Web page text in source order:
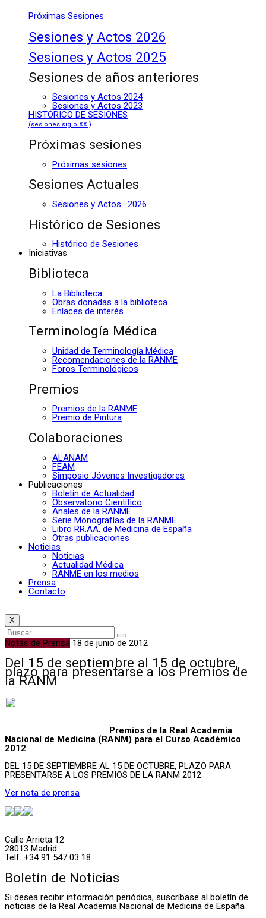
Próximas Sesiones
Sesiones y Actos 2026
Sesiones y Actos 2025
Sesiones de años anteriores
Sesiones y Actos 2024
Sesiones y Actos 2023
HISTÓRICO DE SESIONES
(sesiones siglo XXI)
Próximas sesiones
Próximas sesiones
Sesiones Actuales
Sesiones y Actos · 2026
Histórico de Sesiones
Histórico de Sesiones
Iniciativas
Biblioteca
La Biblioteca
Obras donadas a la biblioteca
Enlaces de interés
Terminología Médica
Unidad de Terminología Médica
Recomendaciones de la RANME
Foros Terminológicos
Premios
Premios de la RANME
Premio de Pintura
Colaboraciones
ALANAM
FEAM
Simposio Jóvenes Investigadores
Publicaciones
Boletín de Actualidad
Observatorio Científico
Anales de la RANME
Serie Monografías de la RANME
Libro RR.AA. de Medicina de España
Otras publicaciones
Noticias
Noticias
Actualidad Médica
RANME en los medios
Prensa
Contacto
X
Notas de Prensa 18 de junio de 2012
Del 15 de septiembre al 15 de octubre,
plazo para presentarse a los Premios de
la RANM
Premios de la Real Academia
Nacional de Medicina (RANM) para el Curso Académico
2012
DEL 15 DE SEPTIEMBRE AL 15 DE OCTUBRE, PLAZO PARA
PRESENTARSE A LOS PREMIOS DE LA RANM 2012
Ver nota de prensa
Calle Arrieta 12
28013 Madrid
Telf. +34 91 547 03 18
Boletín de Noticias
Si desea recibir información periódica, suscríbase al boletín de
noticias de la Real Academia Nacional de Medicina de España